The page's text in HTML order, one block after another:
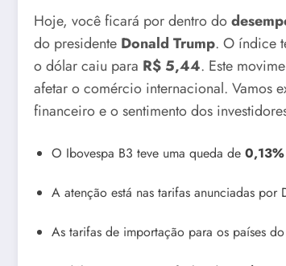
Hoje, você ficará por dentro do
do presidente Donald Trump. O índice
o dólar caiu para R$ 5,44. Este
afetar o comércio internacional. Vamos
financeiro e o sentimento dos
O Ibovespa B3 teve uma queda de 0,13%
A atenção está nas tarifas anunciadas por
As tarifas de importação para os países